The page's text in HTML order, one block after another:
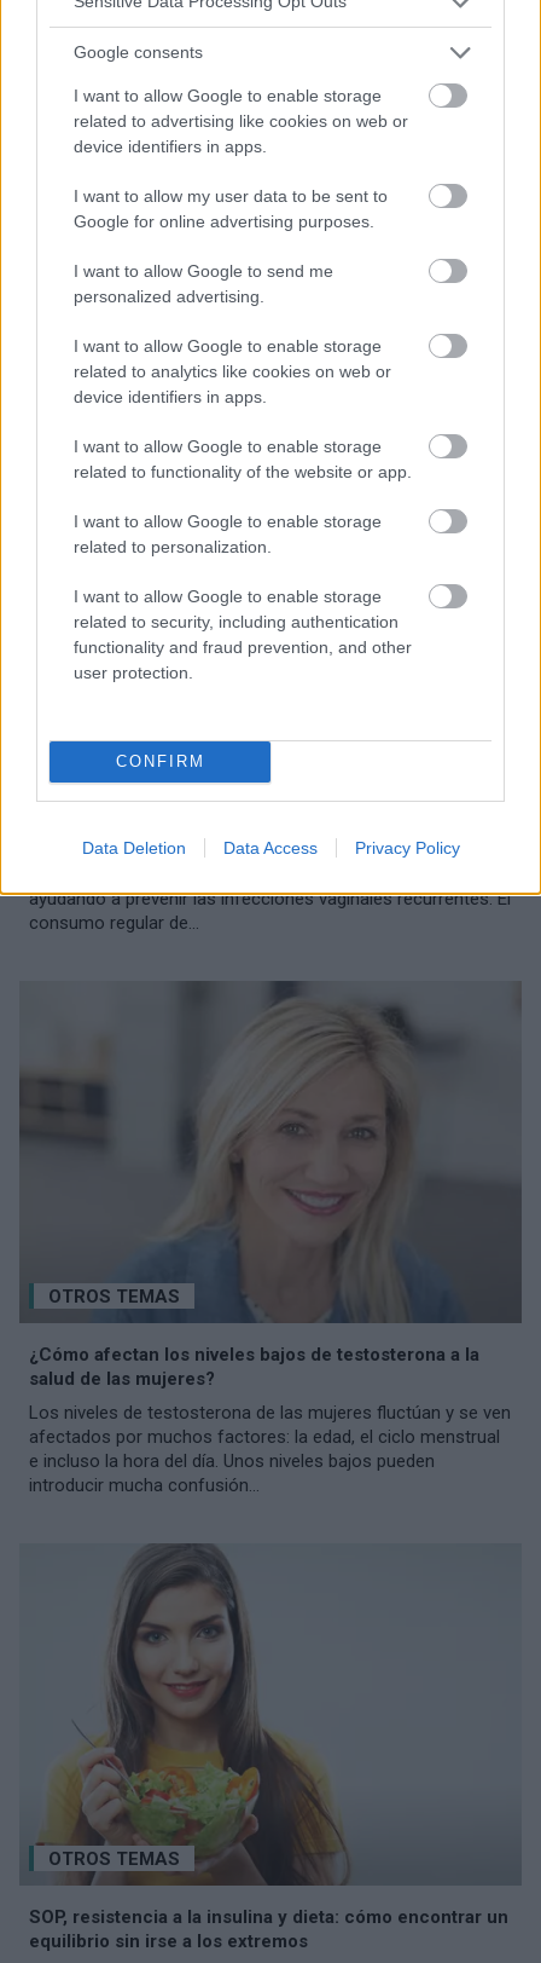
Google consents
I want to allow Google to enable storage
related to advertising like cookies on web or
device identifiers in apps.
I want to allow my user data to be sent to
Google for online advertising purposes.
I want to allow Google to send me
personalized advertising.
I want to allow Google to enable storage
related to analytics like cookies on web or
device identifiers in apps.
I want to allow Google to enable storage
related to functionality of the website or app.
I want to allow Google to enable storage
related to personalization.
I want to allow Google to enable storage
related to security, including authentication
functionality and fraud prevention, and other
user protection.
CONFIRM
Data Deletion Data Access Privacy Policy
OTROS TEMAS
Hormonas y peso corporal: cómo afectan los
desequilibrios hormonales a la salud y a la forma del
Las hormonas son compuestos que gestionan cientos de
procesos en nuestro organismo: desde la regulación del
metabolismo y los niveles de glucosa en sangre hasta el
control del crecimiento y la...
Los probióticos naturales presentes en la dieta pueden
ayudando a prevenir las infecciones vaginales recurrentes. El
consumo regular de...
OTROS TEMAS
¿Cómo afectan los niveles bajos de testosterona a la
salud de las mujeres?
Los niveles de testosterona de las mujeres fluctúan y se ven
afectados por muchos factores: la edad, el ciclo menstrual
e incluso la hora del día. Unos niveles bajos pueden
introducir mucha confusión...
OTROS TEMAS
SOP, resistencia a la insulina y dieta: cómo encontrar un
equilibrio sin irse a los extremos